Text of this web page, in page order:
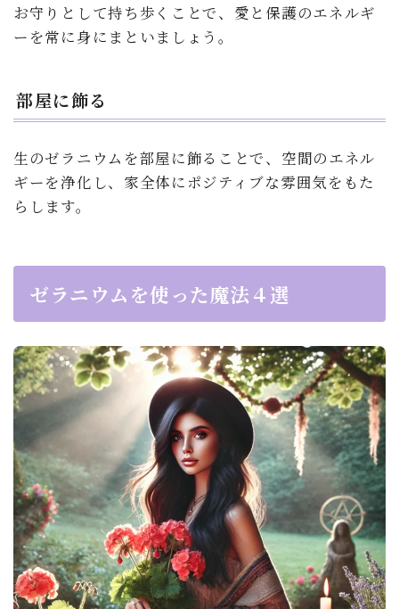
お守りとして持ち歩くことで、愛と保護のエネルギ
ーを常に身にまといましょう。
部屋に飾る
生のゼラニウムを部屋に飾ることで、空間のエネル
ギーを浄化し、家全体にポジティブな雰囲気をもた
らします。
ゼラニウムを使った魔法４選